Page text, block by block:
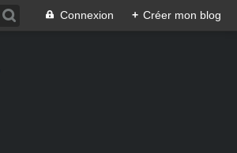
Connexion + Créer mon blog